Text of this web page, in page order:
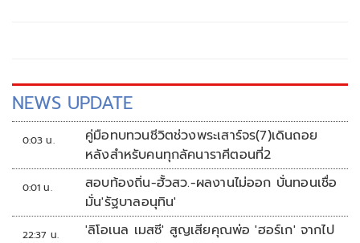
NEWS UPDATE
0:03 น.
คู่มือทบทวนชีวิตช่วงพระเสาร์จร(7)เดินถอย
หลังสำหรับคนทุกลัคนาราศีตอนที่2
0:01 น.
สอบท้องถิ่น-ฮั้วสว.-ผลงานไม่ออก บั่นทอนเชื่อ
มั่น'รัฐบาลอนุทิน'
22:37 น.
'ลิโอเนล เมสซี' สูญเสียคุณพ่อ 'ฮอร์เก' จากไป